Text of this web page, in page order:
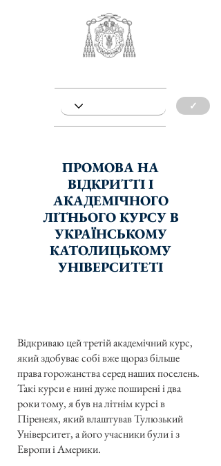
✓
ПРОМОВА НА
ВІДКРИТТІ І
АКАДЕМІЧНОГО
ЛІТНЬОГО КУРСУ В
УКРАЇНСЬКОМУ
КАТОЛИЦЬКОМУ
УНІВЕРСИТЕТІ
Відкриваю цей третій академічний курс,
який здобуває собі вже щораз більше
права горожанства серед наших поселень.
Такі курси є нині дуже поширені і два
роки тому, я був на літнім курсі в
Піренеях, який влаштував Тулюзький
Університет, а його учасники були і з
Европи і Америки.